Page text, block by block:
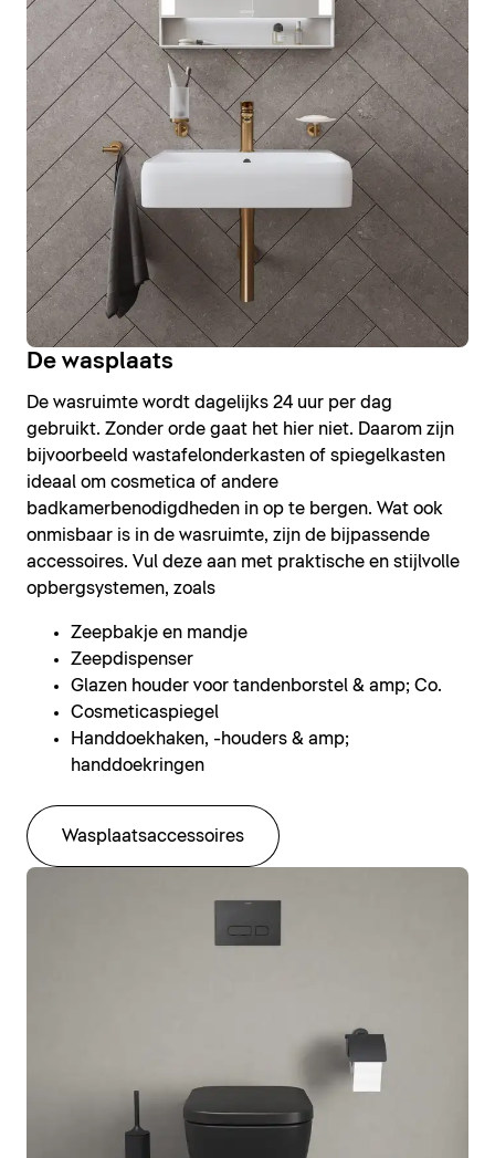
De wasplaats
De wasruimte wordt dagelijks 24 uur per dag
gebruikt. Zonder orde gaat het hier niet. Daarom zijn
bijvoorbeeld wastafelonderkasten of spiegelkasten
ideaal om cosmetica of andere
badkamerbenodigdheden in op te bergen. Wat ook
onmisbaar is in de wasruimte, zijn de bijpassende
accessoires. Vul deze aan met praktische en stijlvolle
opbergsystemen, zoals
Zeepbakje en mandje
Zeepdispenser
Glazen houder voor tandenborstel & amp; Co.
Cosmeticaspiegel
Handdoekhaken, -houders & amp;
handdoekringen
Wasplaatsaccessoires